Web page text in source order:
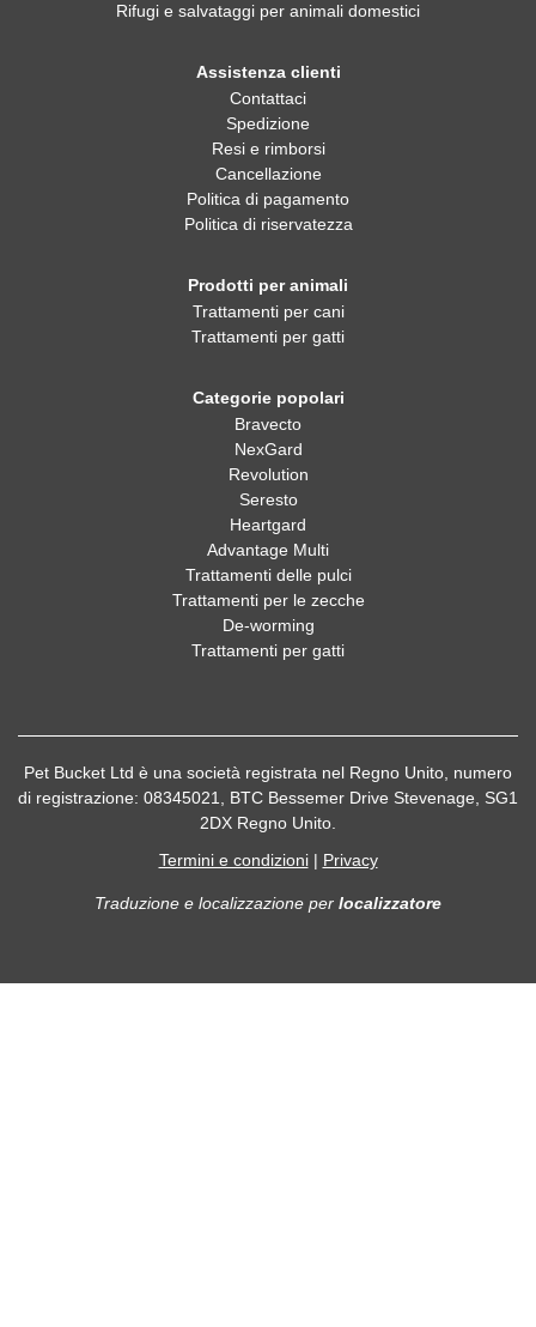
Rifugi e salvataggi per animali domestici
Assistenza clienti
Contattaci
Spedizione
Resi e rimborsi
Cancellazione
Politica di pagamento
Politica di riservatezza
Prodotti per animali
Trattamenti per cani
Trattamenti per gatti
Categorie popolari
Bravecto
NexGard
Revolution
Seresto
Heartgard
Advantage Multi
Trattamenti delle pulci
Trattamenti per le zecche
De-worming
Trattamenti per gatti
Pet Bucket Ltd è una società registrata nel Regno Unito, numero
di registrazione: 08345021, BTC Bessemer Drive Stevenage, SG1
2DX Regno Unito.
Termini e condizioni| Privacy
Traduzione e localizzazione per localizzatore